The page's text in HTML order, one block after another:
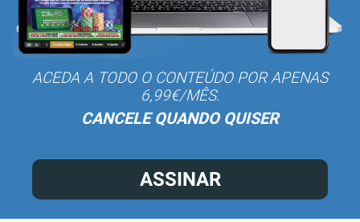
ACEDA A TODO O CONTEÚDO POR APENAS
6,99€/MÊS.
CANCELE QUANDO QUISER
ASSINAR